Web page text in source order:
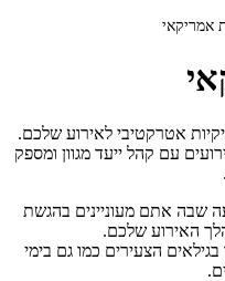
אמריקאי
אטרקטיבי לאירוע שלכם.
עם קהל ייעד מגוון ומספק
שבה אתם מעוניינים בהגשת
האירוע שלכם.
הצעירים כמו גם בימי